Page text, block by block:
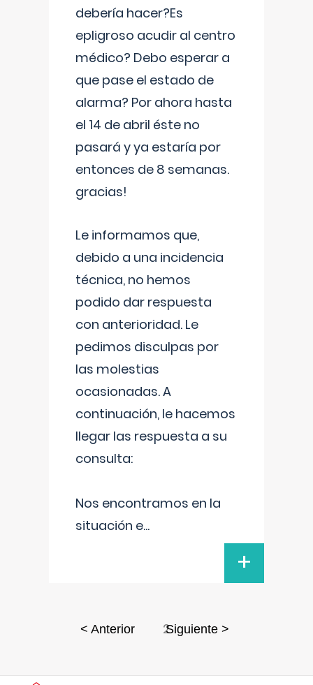
debería hacer?Es
epligroso acudir al centro
médico? Debo esperar a
que pase el estado de
alarma? Por ahora hasta
el 14 de abril éste no
pasará y ya estaría por
entonces de 8 semanas.
gracias!
Le informamos que,
debido a una incidencia
técnica, no hemos
podido dar respuesta
con anterioridad. Le
pedimos disculpas por
las molestias
ocasionadas. A
continuación, le hacemos
llegar las respuesta a su
consulta:
Nos encontramos en la
situación e...
+
< Anterior 2Siguiente >